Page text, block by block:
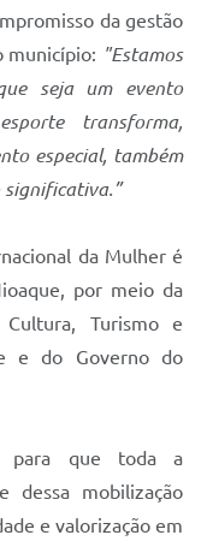
da gestão
município: "Estamos
seja um evento
transforma,
especial, também
significativa.”
da Mulher é
por meio da
Turismo e
e do Governo do
para que toda a
dessa mobilização
e valorização em